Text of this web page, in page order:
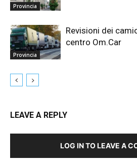
Provincia
Provincia
Revisioni dei
centro Om.Car
LEAVE A REPLY
LOG IN TO LEAVE A